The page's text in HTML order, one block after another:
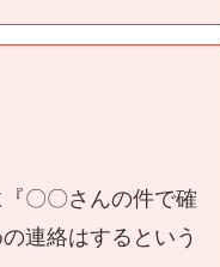
〇〇さんの件で確
連絡はするという